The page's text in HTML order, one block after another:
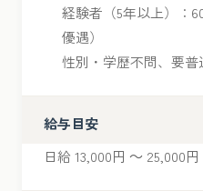
経験者（5年以上）：
優遇）
性別・学歴不問、要
給与目安
日給 13,000円 ～ 25,000